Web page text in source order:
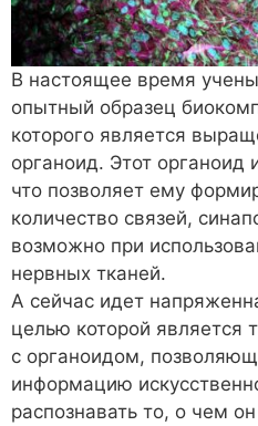
В настоящее время
опытный образец
которого является
органоид. Этот
что позволяет ему
количество связей,
возможно при
нервных тканей.
А сейчас идет
целью которой является
с органоидом,
информацию
распознавать то, о чем